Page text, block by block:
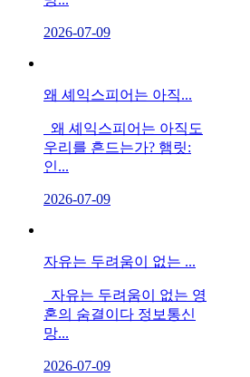
2026-07-09
왜 셰익스피어는 아직...
왜 셰익스피어는 아직도
우리를 흔드는가? 햄릿:
인...
2026-07-09
자유는 두려움이 없는 ...
자유는 두려움이 없는 영
혼의 숨결이다 정보통신
망...
2026-07-09